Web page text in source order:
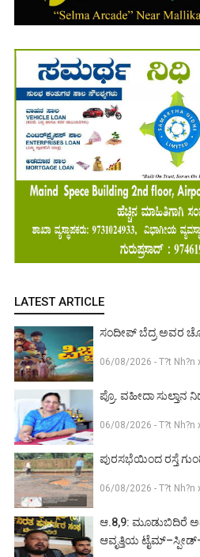
LATEST ARTICLE
ಸಂದೀಪ್ ಬೆದ್ರ ಅವರ
06/08/2026 - T?t Nh?n
ಪ್ರೊ. ವಹೀದಾ ಸುಲ್ತಾನ
06/08/2026 - T?t Nh?n
ಪುರಸಭೆಯಿಂದ ರಸ್ತೆ
06/08/2026 - T?t Nh?n
ಆ.8,9: ಮೂಡುಬಿದಿರೆ
ಆವೃತ್ತಿಯ